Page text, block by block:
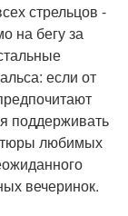
стрельцов -
на бегу за
если от
поддерживать
любимых
вечеринок.